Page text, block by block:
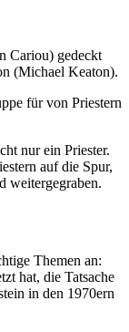
Cariou) gedeckt
(Michael Keaton).
für von Priestern
nur ein Priester.
auf die Spur,
weitergegraben.
Themen an:
hat, die Tatsache
in den 1970ern